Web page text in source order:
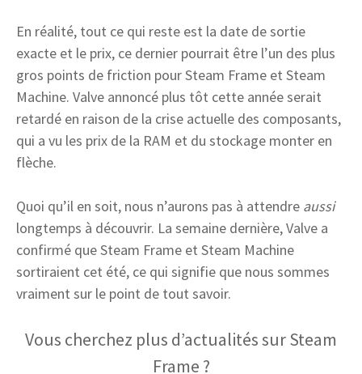
En réalité, tout ce qui reste est la date de sortie
exacte et le prix, ce dernier pourrait être l’un des plus
gros points de friction pour Steam Frame et Steam
Machine. Valve annoncé plus tôt cette année serait
retardé en raison de la crise actuelle des composants,
qui a vu les prix de la RAM et du stockage monter en
flèche.
Quoi qu’il en soit, nous n’aurons pas à attendre aussi
longtemps à découvrir. La semaine dernière, Valve a
confirmé que Steam Frame et Steam Machine
sortiraient cet été, ce qui signifie que nous sommes
vraiment sur le point de tout savoir.
Vous cherchez plus d’actualités sur Steam
Frame ?